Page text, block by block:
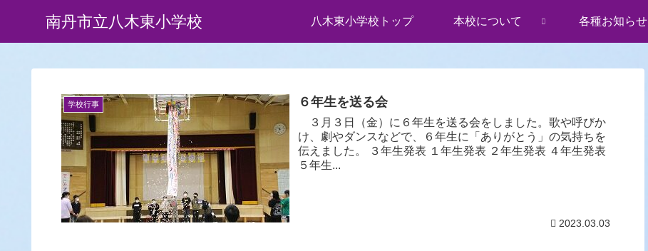
南丹市立八木東小学校 八木東小学校トップ 本校について 各種お知らせ
学校行事 ６年生を送る会
３月３日（金）に６年生を送る会をしました。歌や呼びか
け、劇やダンスなどで、６年生に「ありがとう」の気持ちを
伝えました。 ３年生発表 １年生発表 ２年生発表 ４年生発表
５年生...
2023.03.03